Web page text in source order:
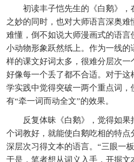
初读丰子恺先生的《白鹅》，
之妙的同时，也对大师语言深奥难
难懂，倒不如说大师漫画式的语言
小动物形象跃然纸上。作为一线的
样的课文好词太多，很难分层次一
好像每一个丢了都不合适。对于这
学实践中觉得突破一两个重点词，
有“牵一词而动全文”的效果。
反复体昧《白鹅》，觉得如果
个词教好，就能使白鹅吃相的特点
深层次习得文本的语言。“三眼一
于是，笔者想从词义入手，开掘文